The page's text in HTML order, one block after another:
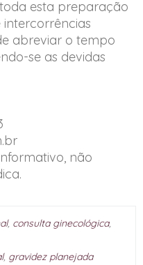
esta preparação
intercorrências
abreviar o tempo
se as devidas
não
, consulta ginecológica,
, gravidez planejada